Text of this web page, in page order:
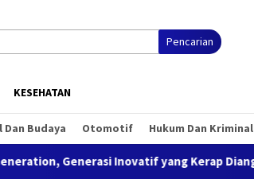
Pencarian
KESEHATAN
Dan Budaya Otomotif Hukum Dan Kriminal
Inovatif yang Kerap Dianggap Rapuh